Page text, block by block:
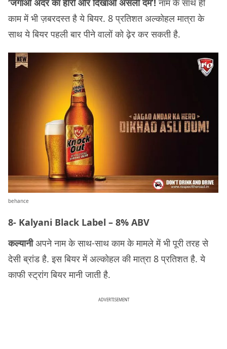
‘जगाओ अंदर का हीरो और दिखाओ असली दम’! नाम के साथ ही
काम में भी ज़बरदस्त है ये बियर. 8 प्रतिशत अल्कोहल मात्रा के
साथ ये बियर पहली बार पीने वालों को ढ़ेर कर सकती है.
behance
8- Kalyani Black Label – 8% ABV
कल्यानीअपने नाम के साथ-साथ काम के मामले में भी पूरी तरह से
देसी ब्रांड है. इस बियर में अल्कोहल की मात्रा 8 प्रतिशत है. ये
काफी स्ट्रांग बियर मानी जाती है.
ADVERTISEMENT